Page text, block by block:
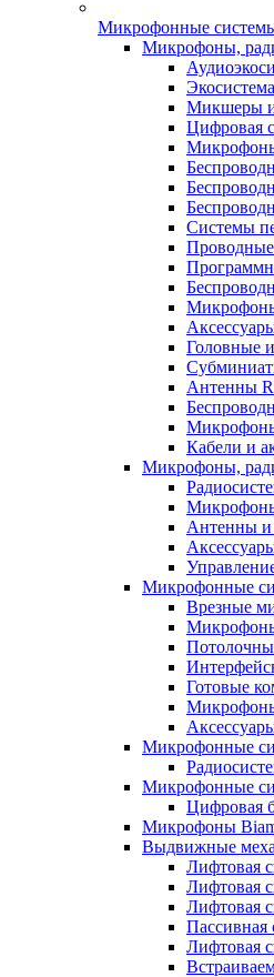
Микрофонные
Микрофоны,
Микшеры и
Цифровая
Системы
Головные
Антенны
Кабели и
Микрофоны,
Антенны и
Микрофонные
Врезные
Готовые
Микрофонные
Микрофонные
Цифровая
Микрофоны
Выдвижные
Лифтовая
Лифтовая
Лифтовая
Пассивная
Лифтовая